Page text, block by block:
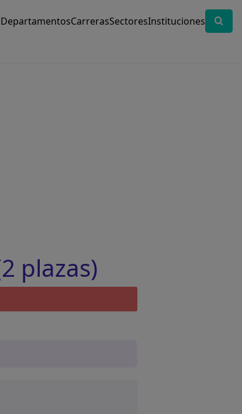
DepartamentosCarrerasSectoresInstituciones
plazas)